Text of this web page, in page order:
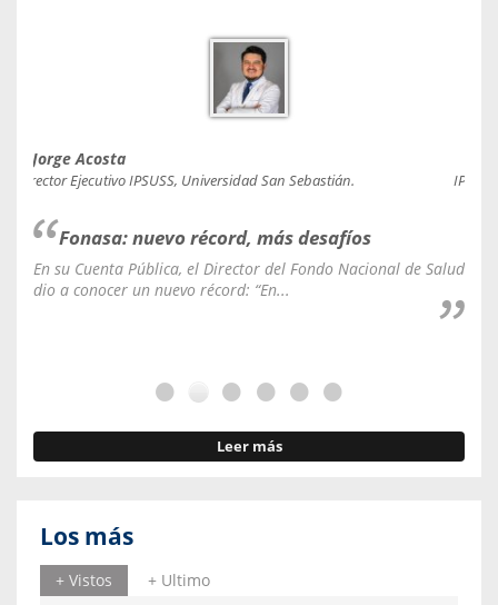
Jorge Acosta
Director Ejecutivo IPSUSS, Universidad San Sebastián.
Fonasa: nuevo récord, más desafíos
En su Cuenta Pública, el Director del Fondo Nacional de Salud
dio a conocer un nuevo récord: “En...
Leer más
Los más
+ Vistos
+ Ultimo